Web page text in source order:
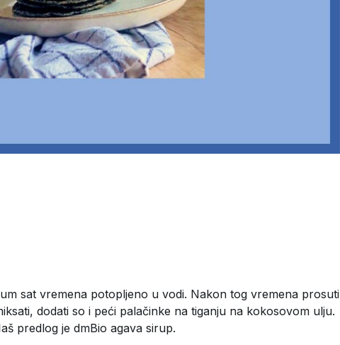
sat vremena potopljeno u vodi. Nakon tog vremena prosuti
dodati so i peći palačinke na tiganju na kokosovom ulju.
predlog je dmBio agava sirup.